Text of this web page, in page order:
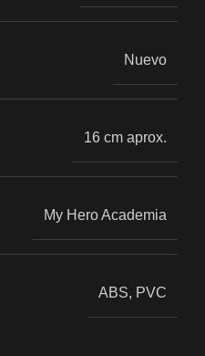
Nuevo
16 cm aprox.
My Hero Academia
ABS, PVC